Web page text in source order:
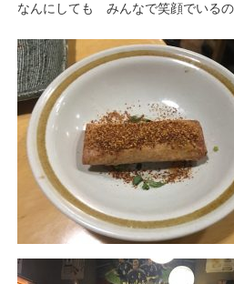
なんにしても みんなで笑顔でいる